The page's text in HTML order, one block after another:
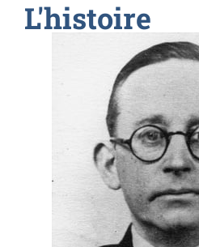
L'histoire